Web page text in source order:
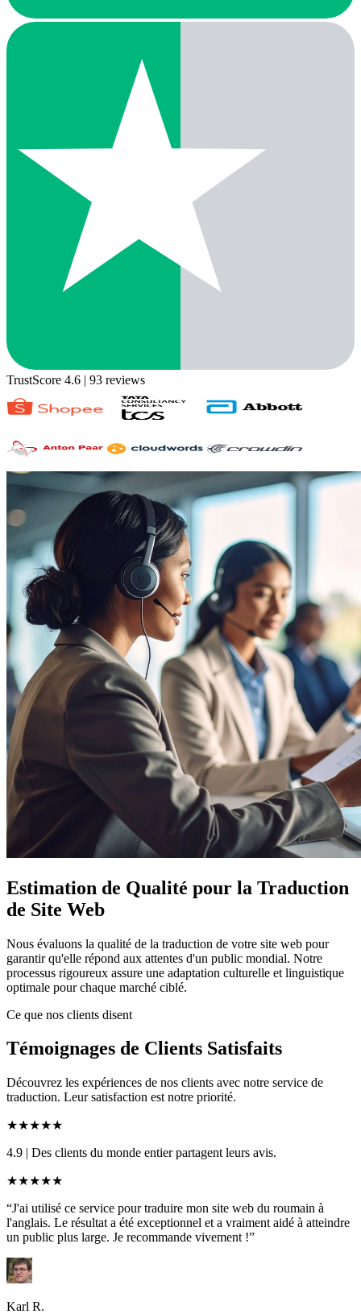
TrustScore 4.6 | 93 reviews
Estimation de Qualité pour la Traduction
de Site Web
Nous évaluons la qualité de la traduction de votre site web pour
garantir qu'elle répond aux attentes d'un public mondial. Notre
processus rigoureux assure une adaptation culturelle et linguistique
optimale pour chaque marché ciblé.
Ce que nos clients disent
Témoignages de Clients Satisfaits
Découvrez les expériences de nos clients avec notre service de
traduction. Leur satisfaction est notre priorité.
★★★★★
4.9 | Des clients du monde entier partagent leurs avis.
★★★★★
“J'ai utilisé ce service pour traduire mon site web du roumain à
l'anglais. Le résultat a été exceptionnel et a vraiment aidé à atteindre
un public plus large. Je recommande vivement !”
Karl R.